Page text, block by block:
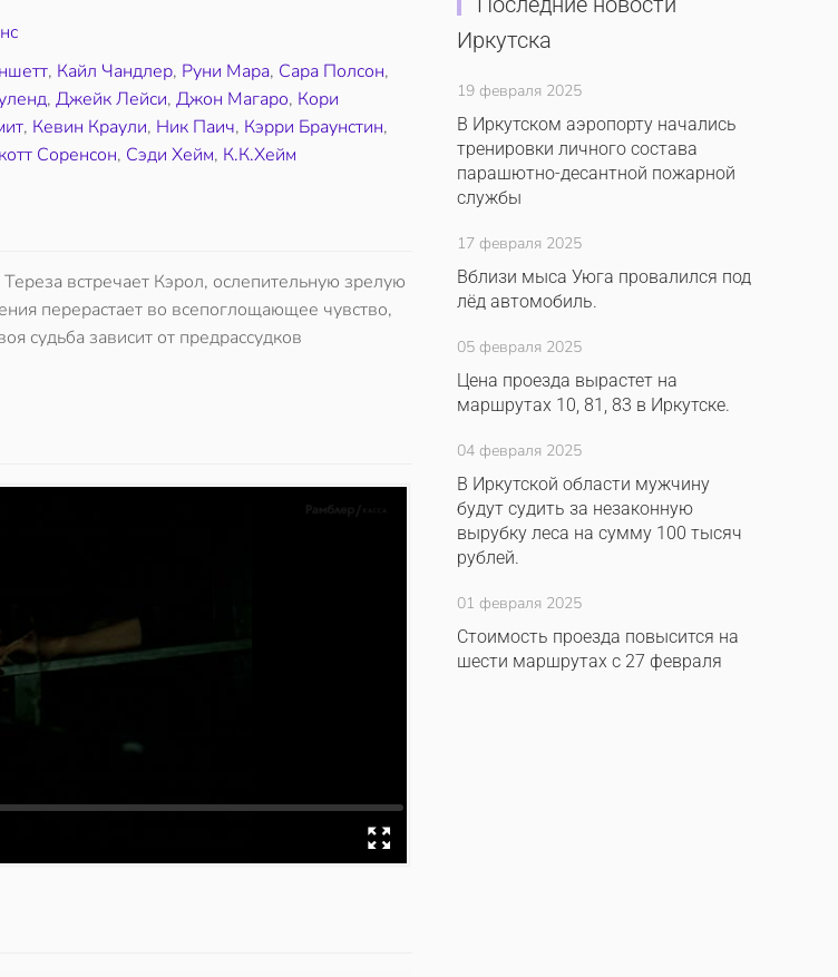
, Кайл Чандлер, Руни Мара, Сара Полсон,
,Джейк Лейси,Джон Магаро, Кори
, Кевин Краули, Ник Паич, Кэрри Браунстин,
Соренсон, Сэди Хейм, К.К.Хейм
встречает Кэрол, ослепительную зрелую
перерастает во всепоглощающее чувство,
судьба зависит от предрассудков
Иркутска
19 февраля 2025
В Иркутском аэропорту начались
тренировки личного состава
парашютно-десантной пожарной
службы
17 февраля 2025
Вблизи мыса Уюга провалился под
лёд автомобиль.
05 февраля 2025
Цена проезда вырастет на
маршрутах 10, 81, 83 в Иркутске.
04 февраля 2025
В Иркутской области мужчину
будут судить за незаконную
вырубку леса на сумму 100 тысяч
рублей.
01 февраля 2025
Стоимость проезда повысится на
шести маршрутах с 27 февраля